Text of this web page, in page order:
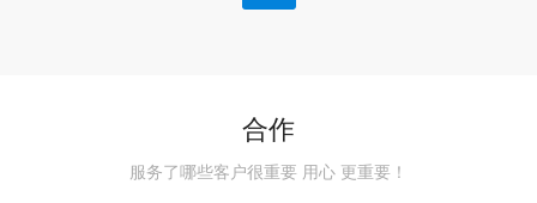
合作
服务了哪些客户很重要 用心 更重要！